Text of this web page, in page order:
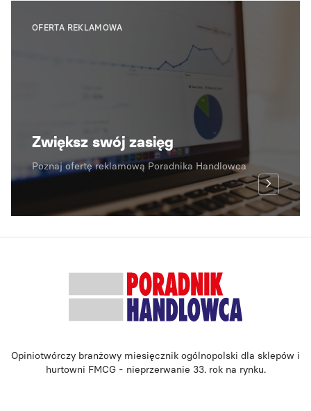
OFERTA REKLAMOWA
Zwiększ swój zasięg
Poznaj ofertę reklamową Poradnika Handlowca
Opiniotwórczy branżowy miesięcznik ogólnopolski dla sklepów i
hurtowni FMCG - nieprzerwanie 33. rok na rynku.